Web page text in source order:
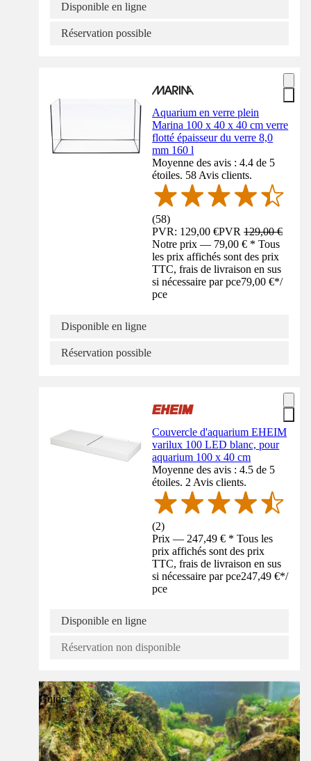
Disponible en ligne
Réservation possible
Aquarium en verre plein
Marina 100 x 40 x 40 cm verre
flotté épaisseur du verre 8,0
mm 160 l
Moyenne des avis : 4.4 de 5
étoiles. 58 Avis clients.
(58)
PVR: 129,00 €PVR129,00 €
Notre prix — 79,00 € * Tous
les prix affichés sont des prix
TTC, frais de livraison en sus
si nécessaire par pce79,00 €*/
pce
Disponible en ligne
Réservation possible
Couvercle d'aquarium EHEIM
varilux 100 LED blanc, pour
aquarium 100 x 40 cm
Moyenne des avis : 4.5 de 5
étoiles. 2 Avis clients.
(2)
Prix — 247,49 € * Tous les
prix affichés sont des prix
TTC, frais de livraison en sus
si nécessaire par pce247,49 €*/
pce
Disponible en ligne
Réservation non disponible
Guide